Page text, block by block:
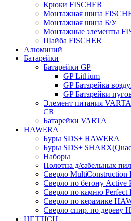
Крюки FISCHER
Монтажная шина
Монтажная шина Б/У
Монтажные элементы
Шайба FISCHER
Алюминий
Батарейки
Батарейки GP
GP Lithium
GP Батарейка
GP Батарейки
Элемент питания
CR
Батарейки VARTA
HAWERA
Буры SDS+ HAWERA
Буры SDS+
Наборы
Полотна д/сабельных пил
Сверло MultiConstruction
Сверло по бетону Active
Сверло по камню Perfect
Сверло по керамике
Сверло спир. по дереву
HETTICH